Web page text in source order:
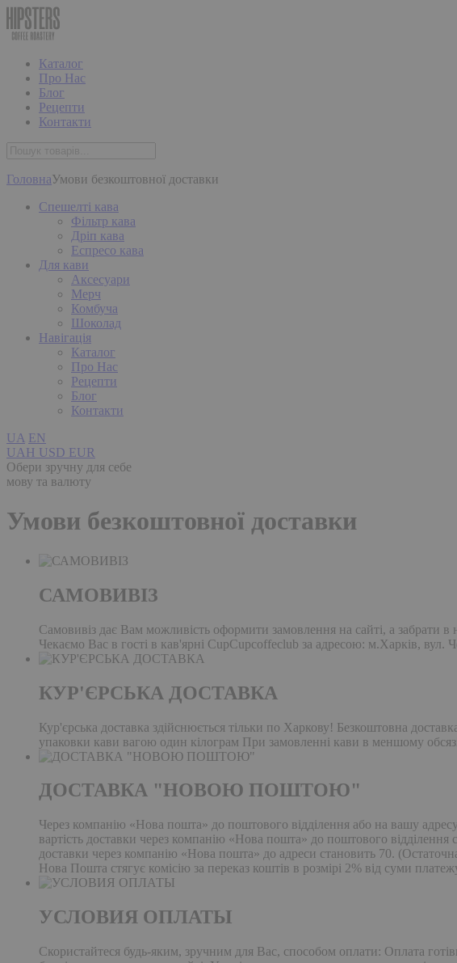
Каталог
Про Нас
Блог
Рецепти
Контакти
ГоловнаУмови безкоштовної доставки
Спешелті кава
Фільтр кава
Дріп кава
Еспресо кава
Для кави
Аксесуари
Мерч
Комбуча
Шоколад
Навігація
Каталог
Про Нас
Рецепти
Блог
Контакти
UA EN
UAH USD EUR
Обери зручну для себе
мову та валюту
Умови безкоштовної доставки
САМОВИВІЗ
Самовивіз дає Вам можливість оформити замовлення на сайті, а забрати
Чекаємо Вас в гості в кав'ярні CupCupcoffeclub за адресою: м.Харків, вул.
КУР'ЄРСЬКА ДОСТАВКА
Кур'єрська доставка здійснюється тільки по Харкову! Безкоштовна
упаковки кави вагою один кілограм При замовленні кави в меншому
ДОСТАВКА "НОВОЮ ПОШТОЮ"
Через компанію «Нова пошта» до поштового відділення або на вашу
вартість доставки через компанію «Нова пошта» до поштового
доставки через компанію «Нова пошта» до адреси становить 70.
Нова Пошта стягує комісію за переказ коштів в розмірі 2% від суми
УСЛОВИЯ ОПЛАТЫ
Скористайтеся будь-яким, зручним для Вас, способом оплати: Оплата